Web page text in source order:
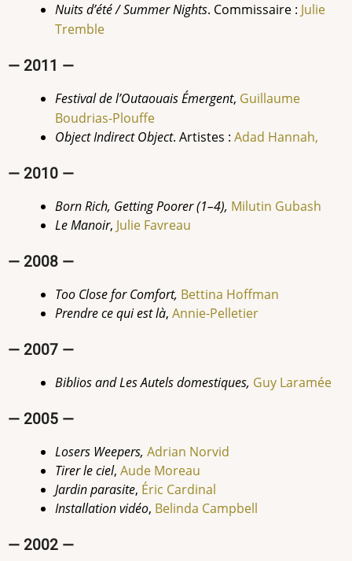
Nuits d’été / Summer Nights. Commissaire : Julie
Tremble
— 2011 —
Festival de l’Outaouais Émergent, Guillaume
Boudrias-Plouffe
Object Indirect Object. Artistes : Adad Hannah,
— 2010 —
Born Rich, Getting Poorer (1–4), Milutin Gubash
Le Manoir, Julie Favreau
— 2008 —
Too Close for Comfort, Bettina Hoffman
Prendre ce qui est là, Annie-Pelletier
— 2007 —
Biblios and Les Autels domestiques, Guy Laramée
— 2005 —
Losers Weepers, Adrian Norvid
Tirer le ciel, Aude Moreau
Jardin parasite, Éric Cardinal
Installation vidéo, Belinda Campbell
— 2002 —